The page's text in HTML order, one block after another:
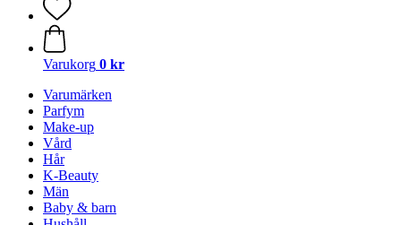
Varukorg 0 kr
Varumärken
Parfym
Make-up
Vård
Hår
K-Beauty
Män
Baby & barn